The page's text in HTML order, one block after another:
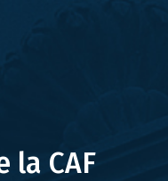
la CAF